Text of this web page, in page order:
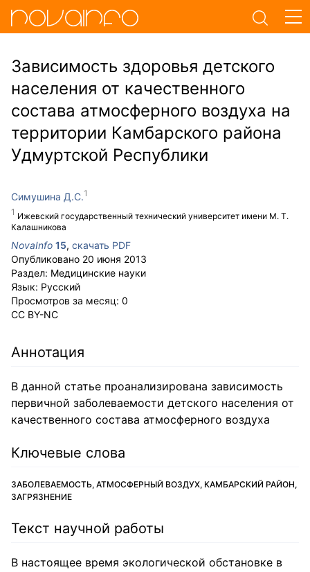
Зависимость здоровья детского
населения от качественного
состава атмосферного воздуха на
территории Камбарского района
Удмуртской Республики
Симушина Д.С.
Ижевский государственный технический университет имени М. Т.
Калашникова
NovaInfo 15, скачать PDF
Опубликовано 20 июня 2013
Раздел: Медицинские науки
Язык: Русский
Просмотров за месяц: 0
CC BY-NC
Аннотация
В данной статье проанализирована зависимость
первичной заболеваемости детского населения от
качественного состава атмосферного воздуха
Ключевые слова
ЗАБОЛЕВАЕМОСТЬ, АТМОСФЕРНЫЙ ВОЗДУХ, КАМБАРСКИЙ РАЙОН,
ЗАГРЯЗНЕНИЕ
Текст научной работы
В настоящее время экологической обстановке в